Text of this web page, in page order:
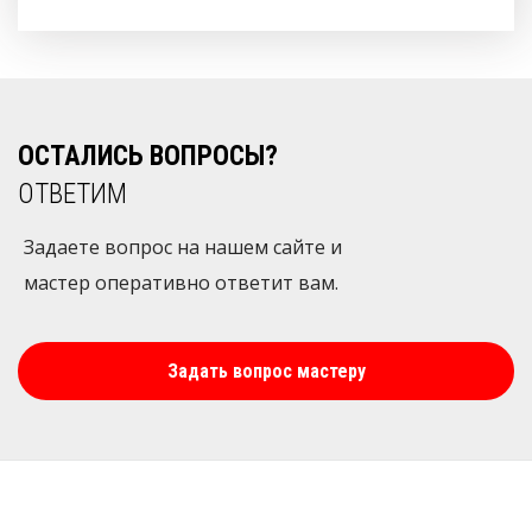
ОСТАЛИСЬ ВОПРОСЫ?
ОТВЕТИМ
Задаете вопрос на нашем сайте и
мастер оперативно ответит вам.
Задать вопрос мастеру